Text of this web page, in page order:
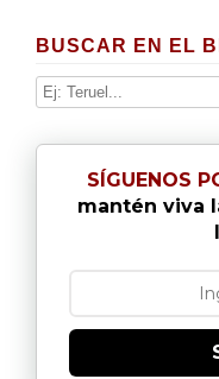
BUSCAR EN EL
SÍGUENOS
mantén viva